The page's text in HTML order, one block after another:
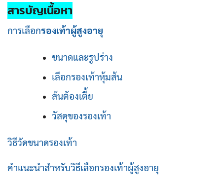
สารบัญเนื้อหา
การเลือกรองเท้าผู้สูงอายุ
ขนาดและรูปร่าง
เลือกรองเท้าหุ้มส้น
ส้นต้องเตี้ย
วัสดุของรองเท้า
วิธีวัดขนาดรองเท้า
คำแนะนำสำหรับวิธีเลือกรองเท้าผู้สูงอายุ